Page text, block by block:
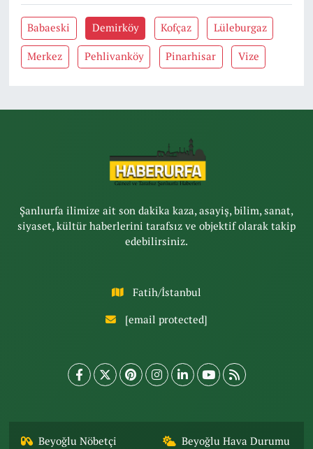
Babaeski Demirköy Kofçaz Lüleburgaz
Merkez Pehlivanköy Pinarhisar Vize
Şanlıurfa ilimize ait son dakika kaza, asayiş, bilim, sanat,
siyaset, kültür haberlerini tarafsız ve objektif olarak takip
edebilirsiniz.
Fatih/İstanbul
[email protected]
Beyoğlu Nöbetçi
Beyoğlu Hava Durumu